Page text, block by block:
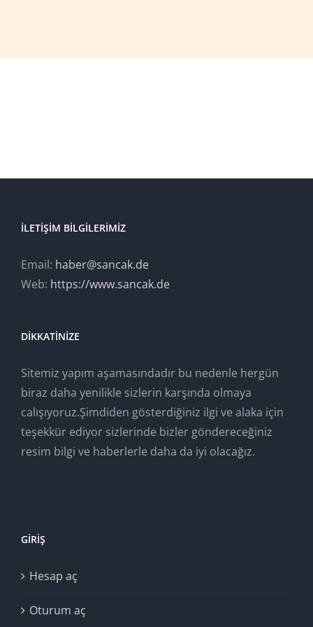
İLETIŞIM BILGILERIMIZ
Email: haber@sancak.de
Web: https://www.sancak.de
DIKKATINIZE
Sitemiz yapım aşamasındadır bu nedenle hergün
biraz daha yenilikle sizlerin karşında olmaya
calışıyoruz.Şimdiden gösterdiğiniz ilgi ve alaka için
teşekkür ediyor sizlerinde bizler göndereceğiniz
resim bilgi ve haberlerle daha da iyi olacağız.
GIRIŞ
Hesap aç
Oturum aç